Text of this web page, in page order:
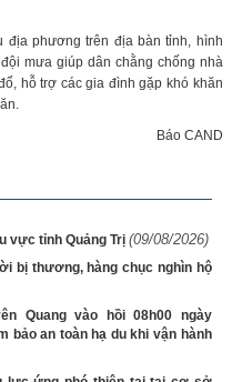
địa phương trên địa bàn tỉnh, hình
mưa giúp dân chằng chống nhà
hỗ trợ các gia đình gặp khó khăn
Báo CAND
vực tỉnh Quảng Trị (09/08/2026)
bị thương, hàng chục nghìn hộ
Quang vào hồi 08h00 ngày
bảo an toàn hạ du khi vận hành